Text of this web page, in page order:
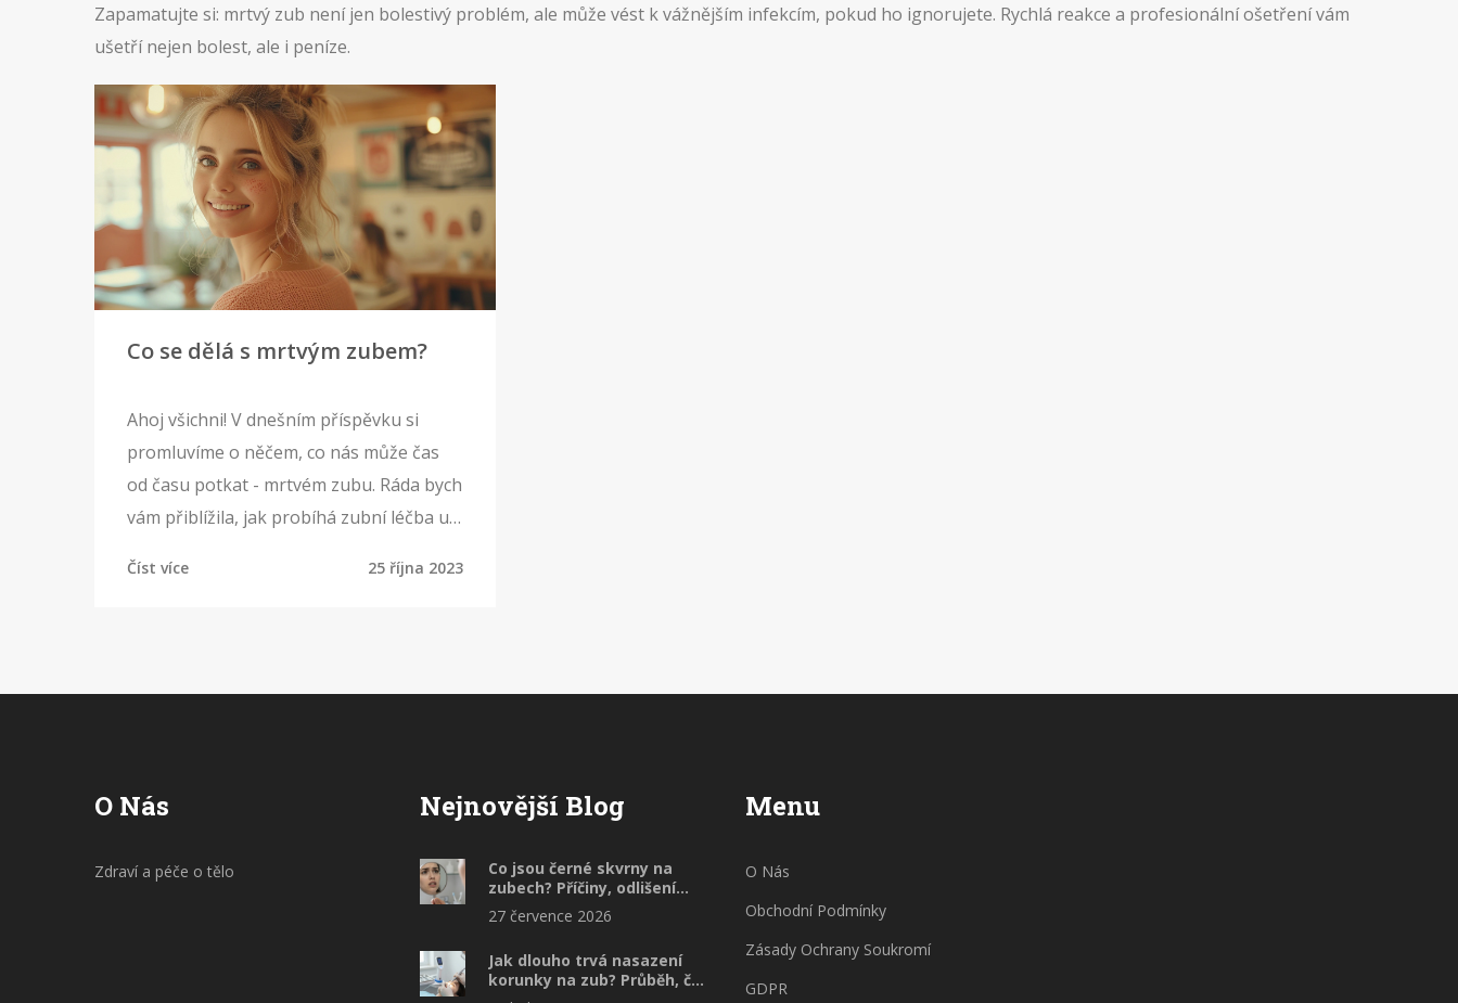
Zapamatujte si: mrtvý zub není jen bolestivý problém, ale může vést k vážnějším infekcím, pokud ho ignorujete. Rychlá reakce a profesionální ošetření vám
ušetří nejen bolest, ale i peníze.
Co se dělá s mrtvým zubem?
Ahoj všichni! V dnešním příspěvku si
promluvíme o něčem, co nás může čas
od času potkat - mrtvém zubu. Ráda bych
vám přiblížila, jak probíhá zubní léčba u
dispozici. Dále si povíme, jak můžeme
Číst více 25 října 2023
O Nás
Zdraví a péče o tělo
Nejnovější Blog
Co jsou černé skvrny na
zubech? Příčiny, odlišení
kazu a kamene
27 července 2026
Jak dlouho trvá nasazení
korunky na zub? Průběh, čas
Menu
O Nás
Obchodní Podmínky
Zásady Ochrany Soukromí
GDPR